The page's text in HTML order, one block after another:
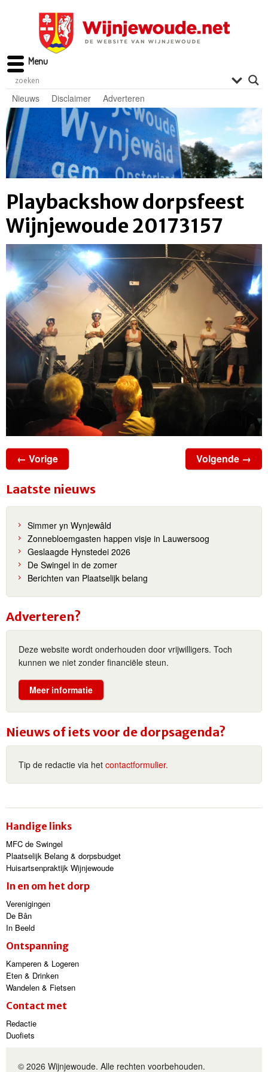
Nieuws Disclaimer Adverteren
Playbackshow dorpsfeest
Wijnjewoude 20173157
← Vorige Volgende →
Laatste nieuws
Simmer yn Wynjewâld
Zonnebloemgasten happen visje in Lauwersoog
Geslaagde Hynstedei 2026
De Swingel in de zomer
Berichten van Plaatselijk belang
Adverteren?
Deze website wordt onderhouden door vrijwilligers. Toch
kunnen we niet zonder financiële steun.
Meer informatie
Nieuws of iets voor de dorpsagenda?
Tip de redactie via het contactformulier.
Handige links
MFC de Swingel
Plaatselijk Belang & dorpsbudget
Huisartsenpraktijk Wijnjewoude
In en om het dorp
Verenigingen
De Bân
In Beeld
Ontspanning
Kamperen & Logeren
Eten & Drinken
Wandelen & Fietsen
Contact met
Redactie
Duofiets
© 2026 Wijnjewoude. Alle rechten voorbehouden.
Menu